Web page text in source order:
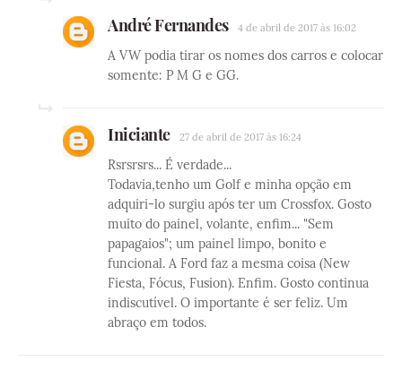
André Fernandes 4 de abril de 2017 às 16:02
A VW podia tirar os nomes dos carros e colocar
somente: P M G e GG.
Iniciante 27 de abril de 2017 às 16:24
Rsrsrsrs... É verdade...
Todavia,tenho um Golf e minha opção em
adquiri-lo surgiu após ter um Crossfox. Gosto
muito do painel, volante, enfim... "Sem
papagaios"; um painel limpo, bonito e
funcional. A Ford faz a mesma coisa (New
Fiesta, Fócus, Fusion). Enfim. Gosto continua
indiscutível. O importante é ser feliz. Um
abraço em todos.